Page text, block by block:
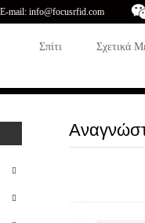
E-mail: info@focusrfid.com
Σπίτι Σχετικά